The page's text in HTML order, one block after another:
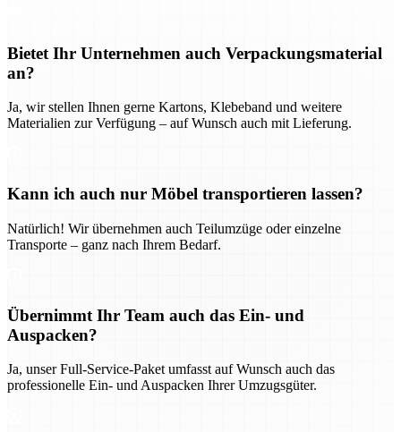
Bietet Ihr Unternehmen auch Verpackungsmaterial
an?
Ja, wir stellen Ihnen gerne Kartons, Klebeband und weitere
Materialien zur Verfügung – auf Wunsch auch mit Lieferung.
Kann ich auch nur Möbel transportieren lassen?
Natürlich! Wir übernehmen auch Teilumzüge oder einzelne
Transporte – ganz nach Ihrem Bedarf.
Übernimmt Ihr Team auch das Ein- und
Auspacken?
Ja, unser Full-Service-Paket umfasst auf Wunsch auch das
professionelle Ein- und Auspacken Ihrer Umzugsgüter.